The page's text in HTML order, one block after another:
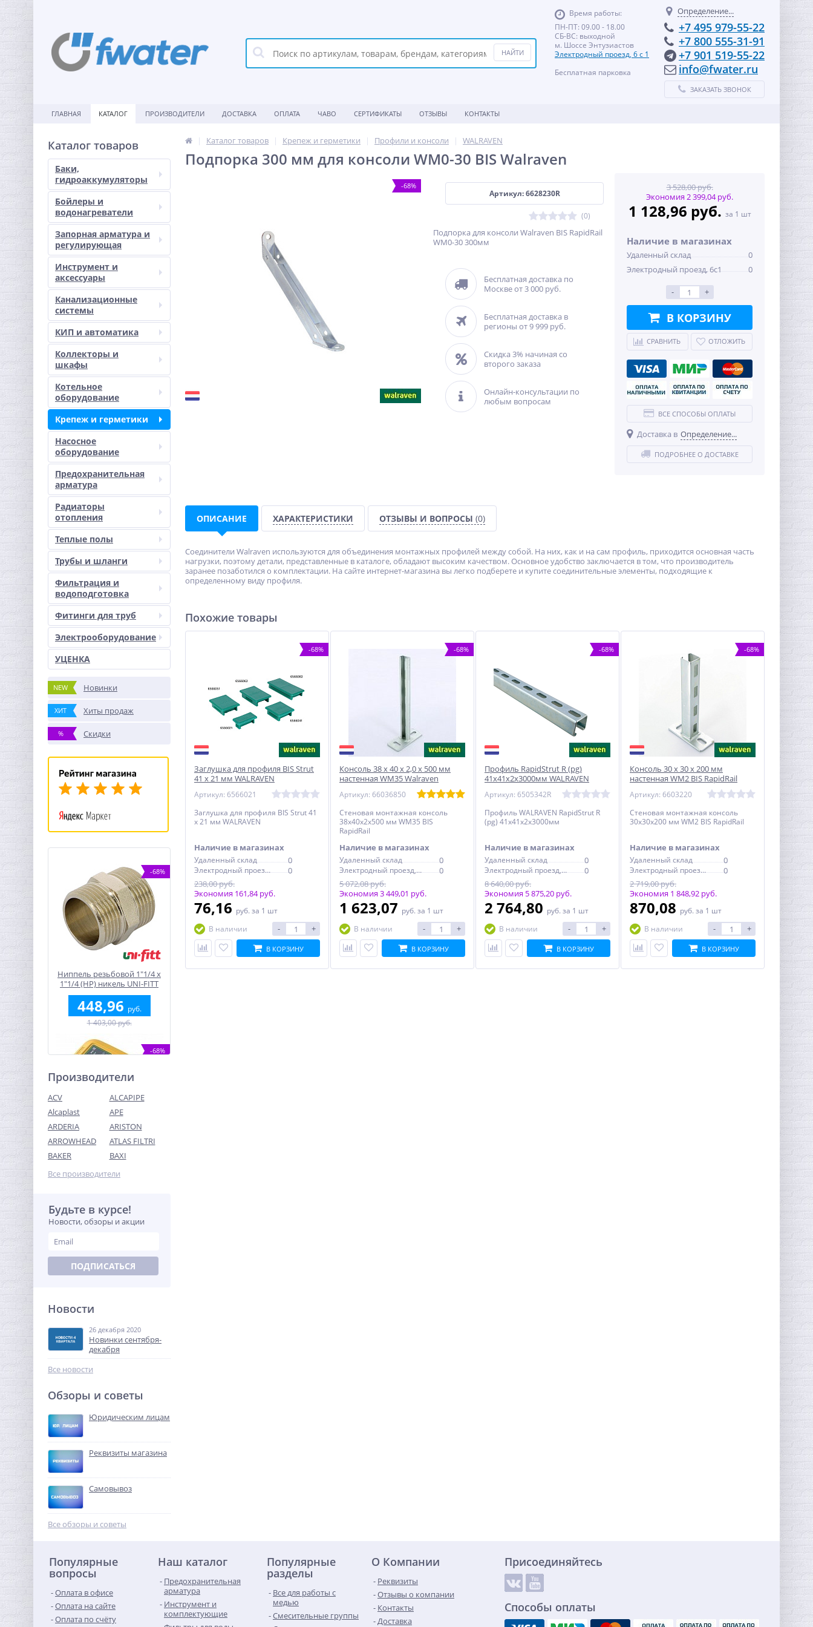
Время работы:
ПН-ПТ: 09.00 - 18.00
СБ-ВС: выходной
м. Шоссе Энтузиастов
Электродный проезд, 6 с 1
Бесплатная парковка
Определение...
+7 495 979-55-22
+7 800 555-31-91
+7 901 519-55-22
info@fwater.ru
ЗАКАЗАТЬ ЗВОНОК
ГЛАВНАЯ КАТАЛОГ ПРОИЗВОДИТЕЛИ ДОСТАВКА ОПЛАТА ЧАВО СЕРТИФИКАТЫ ОТЗЫВЫ КОНТАКТЫ
Каталог товаров
Баки,
гидроаккумуляторы
Бойлеры и
водонагреватели
Запорная арматура и
регулирующая
Инструмент и
аксессуары
Канализационные
системы
КИП и автоматика
Коллекторы и
шкафы
Котельное
оборудование
Крепеж и герметики
Насосное
оборудование
Предохранительная
арматура
Радиаторы
отопления
Теплые полы
Трубы и шланги
Фильтрация и
водоподготовка
Фитинги для труб
Электрооборудование
УЦЕНКА
NEW Новинки
ХИТ Хиты продаж
% Скидки
-68%
Ниппель резьбовой 1"1/4 x
1"1/4 (НР) никель UNI-FITT
448,96 руб.
1 403,00 руб.
-68%
Кран шаровый с
электроприводом Neptun
Profi 220В 1"1/4
10 072,32
Ниппель резьбовой 3/8" x
3/8" (НР) никель UNI-FITT
96,32
Переходник резьбовой 1"
х 3/4" ВН латунь UNI-FITT
612,00 руб.
-68%
Производители
ACV
ALCAPIPE
Alcaplast
APE
ARDERIA
ARISTON
ARROWHEAD
ATLAS FILTRI
BAKER
BAXI
Все производители
Будьте в курсе!
Новости, обзоры и акции
ПОДПИСАТЬСЯ
Новости
26 декабря 2020
Новинки сентября-
декабря
Все новости
Обзоры и советы
Юридическим лицам
Реквизиты магазина
Самовывоз
Все обзоры и советы
Каталог товаров Крепеж и герметики Профили и консоли WALRAVEN
Подпорка 300 мм для консоли WM0-30 BIS Walraven
-68%
Артикул: 6628230R
(0)
Подпорка для консоли Walraven BIS RapidRail
WM0-30 300мм
Бесплатная доставка по
Москве от 3 000 руб.
Бесплатная доставка в
регионы от 9 999 руб.
Скидка 3% начиная со
второго заказа
Онлайн-консультации по
любым вопросам
3 528,00 руб.
Экономия 2 399,04 руб.
1 128,96 руб. за 1 шт
Наличие в магазинах
Удаленный склад
0
Электродный проезд, 6с1
0
- +
В КОРЗИНУ
СРАВНИТЬ ОТЛОЖИТЬ
ВСЕ СПОСОБЫ ОПЛАТЫ
Доставка в Определение...
ПОДРОБНЕЕ О ДОСТАВКЕ
ОПИСАНИЕ ХАРАКТЕРИСТИКИ ОТЗЫВЫ И ВОПРОСЫ (0)
Соединители Walraven используются для объединения монтажных профилей между собой. На них, как и на сам профиль, приходится основная часть
нагрузки, поэтому детали, представленные в каталоге, обладают высоким качеством. Основное удобство заключается в том, что производитель
заранее позаботился о комплектации. На сайте интернет-магазина вы легко подберете и купите соединительные элементы, подходящие к
определенному виду профиля.
Похожие товары
-68%
Заглушка для профиля BIS Strut
41 х 21 мм WALRAVEN
Артикул: 6566021
Заглушка для профиля BIS Strut 41
х 21 мм WALRAVEN
Наличие в магазинах
Удаленный склад 0
Электродный проезд, 6с1
0
238,00 руб.
Экономия 161,84 руб.
76,16 руб. за 1 шт
В наличии
- +
В КОРЗИНУ
-68%
Консоль 38 х 40 х 2,0 х 500 мм
настенная WM35 Walraven
Артикул: 66036850
Стеновая монтажная консоль
38х40х2х500 мм WM35 BIS
RapidRail
Наличие в магазинах
Удаленный склад 0
Электродный проезд, 6с1
0
5 072,08 руб.
Экономия 3 449,01 руб.
1 623,07 руб. за 1 шт
В наличии
- +
В КОРЗИНУ
-68%
Профиль RapidStrut R (pg)
41x41х2х3000мм WALRAVEN
Артикул: 6505342R
Профиль WALRAVEN RapidStrut R
(pg) 41x41х2х3000мм
Наличие в магазинах
Удаленный склад 0
Электродный проезд, 6с1
0
8 640,00 руб.
Экономия 5 875,20 руб.
2 764,80 руб. за 1 шт
В наличии
- +
В КОРЗИНУ
-68%
Консоль 30 х 30 х 200 мм
настенная WM2 BIS RapidRail
Артикул: 6603220
Стеновая монтажная консоль
30х30х200 мм WM2 BIS RapidRail
Наличие в магазинах
Удаленный склад 0
Электродный проезд, 6с1
0
2 719,00 руб.
Экономия 1 848,92 руб.
870,08 руб. за 1 шт
В наличии
- +
В КОРЗИНУ
Популярные
вопросы
Оплата в офисе
Оплата на сайте
Оплата по счёту
Наш каталог
Предохранительная
арматура
Инструмент и
комплектующие
Популярные
разделы
Все для работы с
медью
Смесительные группы
О Компании
Реквизиты
Отзывы о компании
Контакты
Доставка
Присоединяйтесь
Способы оплаты